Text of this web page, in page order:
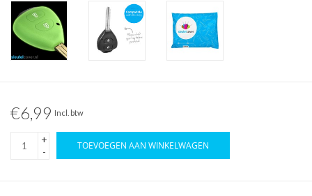
€6,99 Incl. btw
+
-
TOEVOEGEN AAN WINKELWAGEN